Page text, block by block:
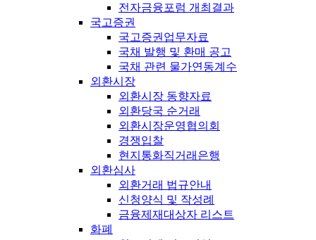
전자금융포럼 개최결과
국고증권
국고증권업무자료
국채 발행 및 환매 공고
국채 관련 물가연동계수
외환시장
외환시장 동향자료
외환당국 순거래
외환시장운영협의회
경쟁입찰
현지통화직거래은행
외환심사
외환거래 법규안내
신청양식 및 작성례
금융제재대상자 리스트
화폐